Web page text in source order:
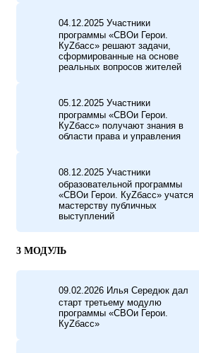
04.12.2025 Участники
программы «СВОи Герои.
КуZбасс» решают задачи,
сформированные на основе
реальных вопросов жителей
05.12.2025 Участники
программы «СВОи Герои.
КуZбасс» получают знания в
области права и управления
08.12.2025 Участники
образовательной программы
«СВОи Герои. КуZбасс» учатся
мастерству публичных
выступлений
3 МОДУЛЬ
09.02.2026 Илья Середюк дал
старт третьему модулю
программы «СВОи Герои.
КуZбасс»